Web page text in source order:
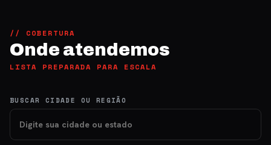
// COBERTURA
Onde atendemos
LISTA PREPARADA PARA ESCALA
BUSCAR CIDADE OU REGIÃO